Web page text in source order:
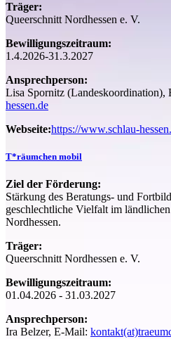
Träger:
Queerschnitt Nordhessen e. V.
Bewilligungszeitraum:
1.4.2026-31.3.2027
Ansprechperson:
Lisa Spornitz (Landeskoordination),
hessen.de
Webseite:https://www.schlau-
T*räumchen mobil
Ziel der Förderung:
Stärkung des Beratungs- und
geschlechtliche Vielfalt im
Nordhessen.
Träger:
Queerschnitt Nordhessen e. V.
Bewilligungszeitraum:
01.04.2026 - 31.03.2027
Ansprechperson:
Ira Belzer, E-Mail: